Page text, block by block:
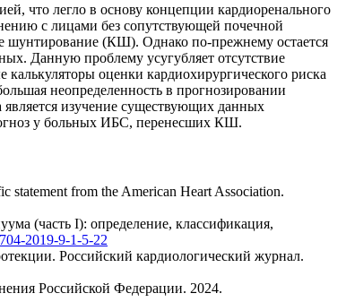
что легло в основу концепции кардиоренального
с лицами без сопутствующей почечной
шунтирование (КШ). Однако по-прежнему остается
Данную проблему усугубляет отсутствие
оценки кардиохирургического риска
неопределенность в прогнозировании
изучение существующих данных
у больных ИБС, перенесших КШ.
statement from the American Heart Association.
(часть I): определение, классификация,
2019-9-1-5-22
Российский кардиологический журнал.
Российской Федерации. 2024.